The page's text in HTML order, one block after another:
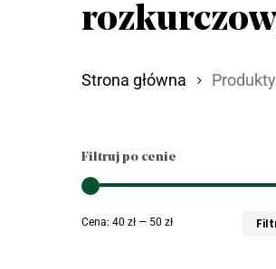
Strona główna
Filtruj po cenie
Cena: 40 zł — 50 zł